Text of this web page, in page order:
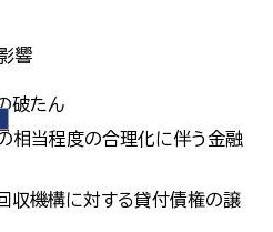
響
破たん
相当程度の合理化に伴う金融
収機構に対する貸付債権の譲